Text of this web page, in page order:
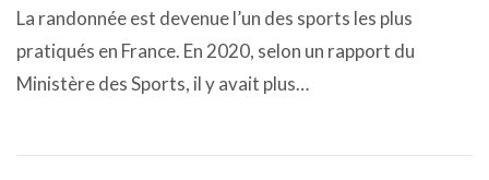
La randonnée est devenue l’un des sports les plus
pratiqués en France. En 2020, selon un rapport du
Ministère des Sports, il y avait plus…